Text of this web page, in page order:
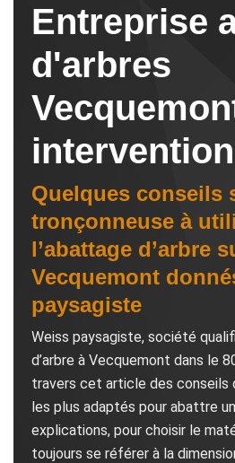
Entreprise
d'arbres
Quelques conseils
tronçonneuse à
l’abattage d’arbre
Vecquemont
paysagiste
Weiss paysagiste, société
d’arbre à Vecquemont dans le
travers cet article des conseils
les plus adaptés pour abattre
explications, pour choisir le
toujours se référer à la